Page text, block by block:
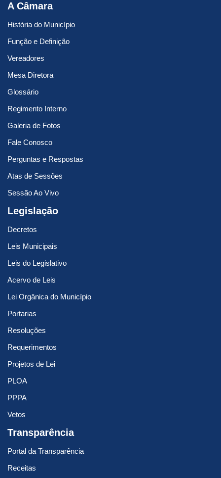
A Câmara
História do Município
Função e Definição
Vereadores
Mesa Diretora
Glossário
Regimento Interno
Galeria de Fotos
Fale Conosco
Perguntas e Respostas
Atas de Sessões
Sessão Ao Vivo
Legislação
Decretos
Leis Municipais
Leis do Legislativo
Acervo de Leis
Lei Orgânica do Município
Portarias
Resoluções
Requerimentos
Projetos de Lei
PLOA
PPPA
Vetos
Transparência
Portal da Transparência
Receitas